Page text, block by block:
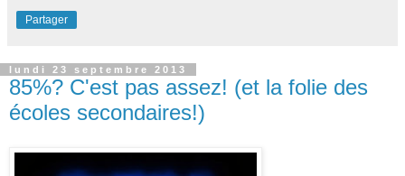
Partager
lundi 23 septembre 2013
85%? C'est pas assez! (et la folie des
écoles secondaires!)